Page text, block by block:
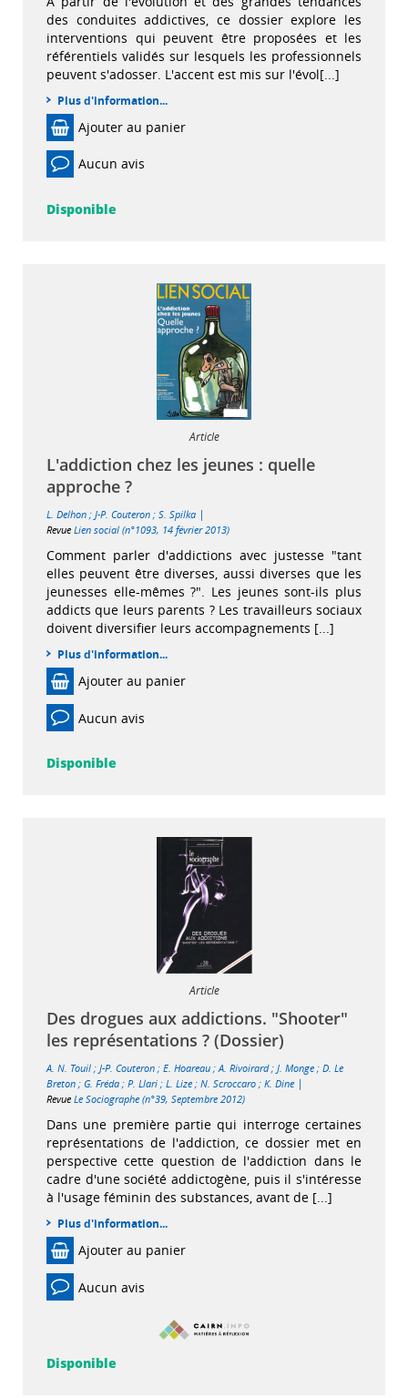
des conduites addictives, ce dossier explore les
interventions qui peuvent être proposées et les
référentiels validés sur lesquels les professionnels
peuvent s'adosser. L'accent est mis sur l'évol[...]
Plus d'information...
Ajouter au panier
Aucun avis
Disponible
Article
L'addiction chez les jeunes : quelle
approche ?
L. Delhon ; J-P. Couteron ; S. Spilka |
Revue Lien social (n°1093, 14 février 2013)
Comment parler d'addictions avec justesse "tant
elles peuvent être diverses, aussi diverses que les
jeunesses elle-mêmes ?". Les jeunes sont-ils plus
addicts que leurs parents ? Les travailleurs sociaux
doivent diversifier leurs accompagnements [...]
Plus d'information...
Ajouter au panier
Aucun avis
Disponible
Article
Des drogues aux addictions. "Shooter"
les représentations ? (Dossier)
A. N. Touil ; J-P. Couteron ; E. Hoareau ;A. Rivoirard; J. Monge ; D. Le
Breton ; G. Fréda ; P. Llari ; L. Lize ; N. Scroccaro ; K. Dine |
Revue Le Sociographe (n°39, Septembre 2012)
Dans une première partie qui interroge certaines
représentations de l'addiction, ce dossier met en
perspective cette question de l'addiction dans le
cadre d'une société addictogène, puis il s'intéresse
à l'usage féminin des substances, avant de [...]
Plus d'information...
Ajouter au panier
Aucun avis
Disponible